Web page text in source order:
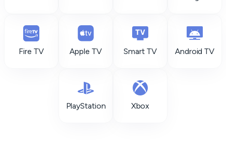
Fire TV Apple TV Smart TV Android TV
PlayStation Xbox